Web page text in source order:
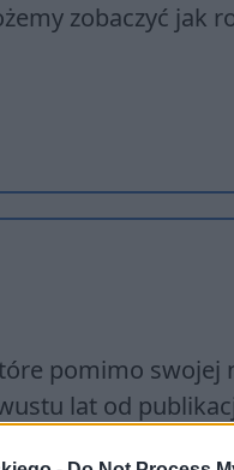
zobaczyć jak
pomimo
lat od